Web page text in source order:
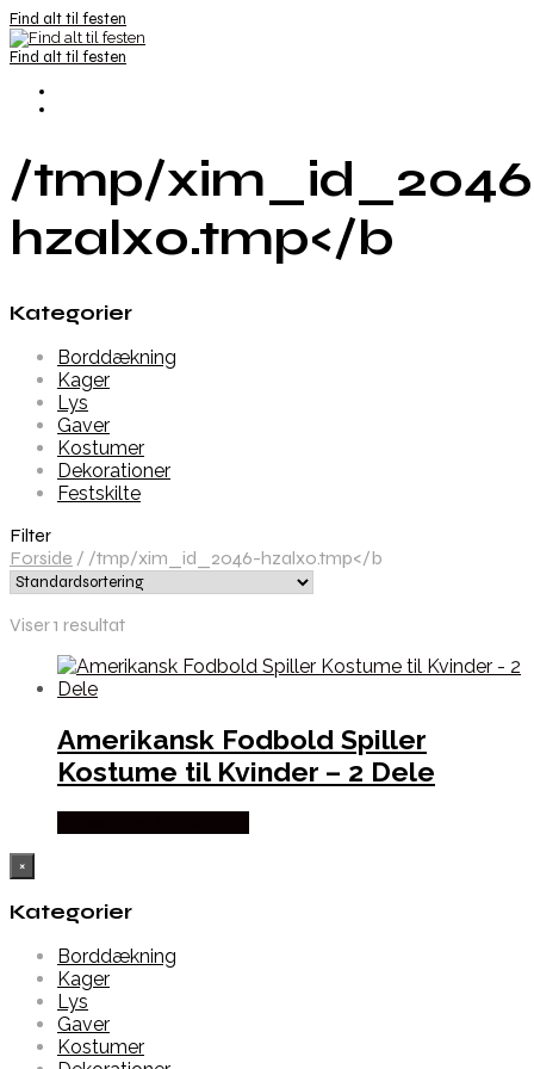
Find alt til festen
Find alt til festen
/tmp/
hzalx0.tmp</b
Kategorier
Borddækning
Kager
Lys
Gaver
Kostumer
Dekorationer
Festskilte
Filter
Forside / /tmp/xim_id_2046-hzalx0.tmp</b
Viser 1 resultat
Amerikansk Fodbold Spiller
Kostume til Kvinder – 2 Dele
×
Kategorier
Borddækning
Kager
Lys
Gaver
Kostumer